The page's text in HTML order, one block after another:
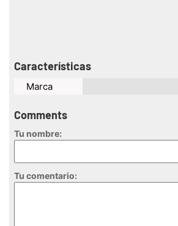
Características
Marca
Comments
Tu nombre:
Tu comentario: